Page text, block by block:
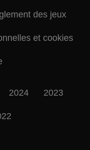
des jeux
et cookies
2024 2023